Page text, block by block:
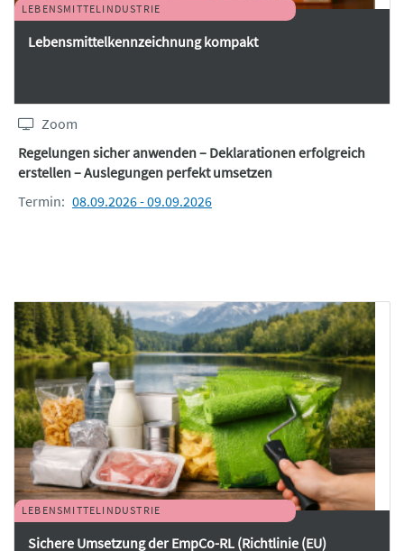
LEBENSMITTELINDUSTRIE
Lebensmittelkennzeichnung kompakt
Zoom
Regelungen sicher anwenden – Deklarationen erfolgreich
erstellen – Auslegungen perfekt umsetzen
Termin: 08.09.2026 - 09.09.2026
LEBENSMITTELINDUSTRIE
Sichere Umsetzung der EmpCo-RL (Richtlinie (EU)